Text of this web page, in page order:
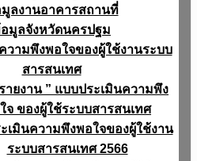
ลงานอาคารสถานที่
มูลจังหวัดนครปฐม
วามพึงพอใจของผู้ใช้งานระบบ
สารสนเทศ
ายงาน ” แบบประเมินความพึง
จ ของผู้ใช้ระบบสารสนเทศ
เมินความพึงพอใจของผู้ใช้งาน
ระบบสารสนเทศ 2566